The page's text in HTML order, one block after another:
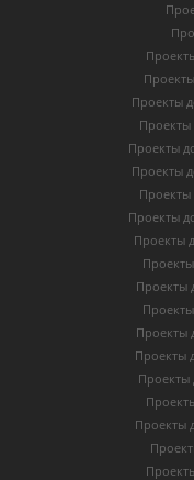
Проекты
Проекты
Проекты
Проекты
Проекты
Проекты
Проекты
Проекты
Проекты
Проекты